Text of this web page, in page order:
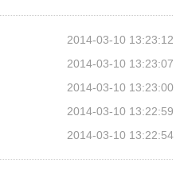
2014-03-10 13:23:12
2014-03-10 13:23:07
2014-03-10 13:23:00
2014-03-10 13:22:59
2014-03-10 13:22:54